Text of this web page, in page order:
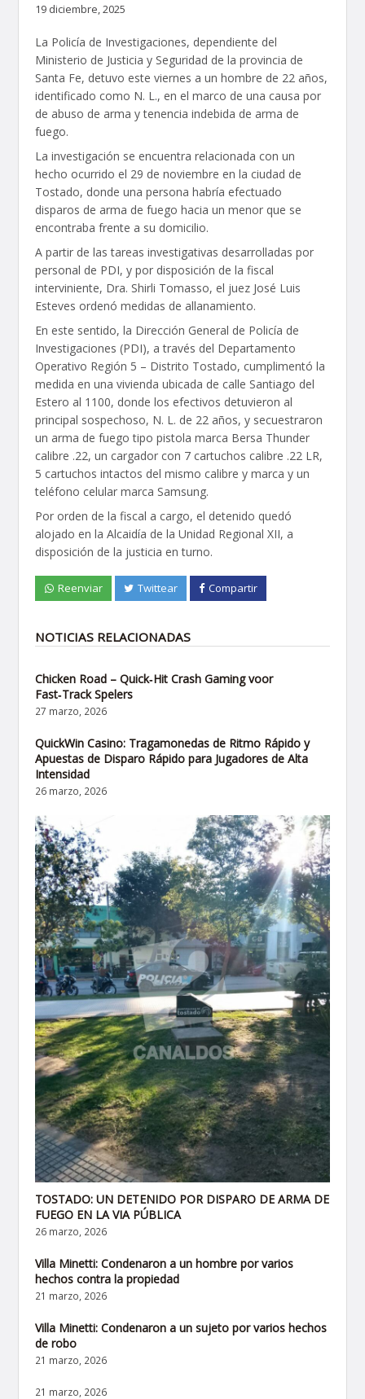
19 diciembre, 2025
La Policía de Investigaciones, dependiente del
Ministerio de Justicia y Seguridad de la provincia de
Santa Fe, detuvo este viernes a un hombre de 22 años,
identificado como N. L., en el marco de una causa por
de abuso de arma y tenencia indebida de arma de
fuego.
La investigación se encuentra relacionada con un
hecho ocurrido el 29 de noviembre en la ciudad de
Tostado, donde una persona habría efectuado
disparos de arma de fuego hacia un menor que se
encontraba frente a su domicilio.
A partir de las tareas investigativas desarrolladas por
personal de PDI, y por disposición de la fiscal
interviniente, Dra. Shirli Tomasso, el juez José Luis
Esteves ordenó medidas de allanamiento.
En este sentido, la Dirección General de Policía de
Investigaciones (PDI), a través del Departamento
Operativo Región 5 – Distrito Tostado, cumplimentó la
medida en una vivienda ubicada de calle Santiago del
Estero al 1100, donde los efectivos detuvieron al
principal sospechoso, N. L. de 22 años, y secuestraron
un arma de fuego tipo pistola marca Bersa Thunder
calibre .22, un cargador con 7 cartuchos calibre .22 LR,
5 cartuchos intactos del mismo calibre y marca y un
teléfono celular marca Samsung.
Por orden de la fiscal a cargo, el detenido quedó
alojado en la Alcaidía de la Unidad Regional XII, a
disposición de la justicia en turno.
Reenviar Twittear Compartir
NOTICIAS RELACIONADAS
Chicken Road – Quick‑Hit Crash Gaming voor
Fast‑Track Spelers
27 marzo, 2026
QuickWin Casino: Tragamonedas de Ritmo Rápido y
Apuestas de Disparo Rápido para Jugadores de Alta
Intensidad
26 marzo, 2026
TOSTADO: UN DETENIDO POR DISPARO DE ARMA DE
FUEGO EN LA VIA PÚBLICA
26 marzo, 2026
Villa Minetti: Condenaron a un hombre por varios
hechos contra la propiedad
21 marzo, 2026
Villa Minetti: Condenaron a un sujeto por varios hechos
de robo
21 marzo, 2026
21 marzo, 2026